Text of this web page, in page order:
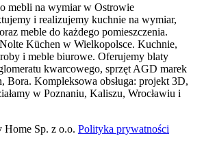
mebli na wymiar w Ostrowie
i realizujemy kuchnie na wymiar,
meble do każdego pomieszczenia.
Küchen w Wielkopolsce. Kuchnie,
i meble biurowe. Oferujemy blaty
kwarcowego, sprzęt AGD marek
Bora. Kompleksowa obsługa: projekt 3D,
w Poznaniu, Kaliszu, Wrocławiu i
Sp. z o.o. Polityka prywatności